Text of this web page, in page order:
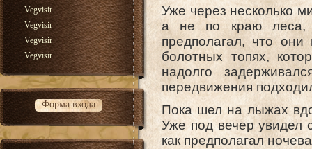
Vegvisir
Vegvisir
Vegvisir
Vegvisir
Форма входа
Уже через несколько
а не по краю леса,
предполагал, что
болотных топях,
надолго
передвижения
Пока шел на лыжах
Уже под вечер увидел
как предполагал